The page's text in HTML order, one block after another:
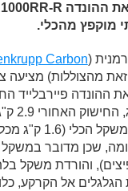
מוקפץ מהכלי.
(
Carbon
מהצוללות) מציעה
ההונדה פיירבלייד
הקדמי
מפחיתים 3.2 ק"ג
שכן מדובר במשקל
והורדת משקל
אל הקרקע,